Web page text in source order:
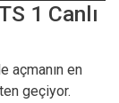
1 Canlı
açmanın en
geçiyor.